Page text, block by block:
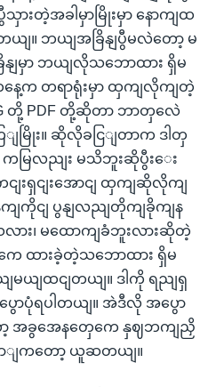
းတဲ့အခါမှာမြိုးမှာ နောကျထ
ယျ။ ဘယျအခြိနျပွီမလဲတော့ မ
ျမှာ ဘယျလိုသဘောထား ရှိမ
ေ့က တရာရုံးမှာ ထှကျလိုကျတဲ့
တို့ PDF တို့ဆိုတာ ဘာတှလေဲ
မြိုး။ ဆိုလိုခငြျတာက ဒါတှ
ကမြလညျး မသိဘူးဆိုပွီးေး
ျးရှငျးအောငျ ထှကျဆိုလိုကျ
ကိုငျ ပွနျလညျတိုကျခိုကျန
ား၊ မထောကျခံဘူးလားဆိုတဲ့
ေ ထားခဲ့တဲ့သဘောထား ရှိမ
ယျထငျတယျ။ ဒါကို ရညျရှ
ာပုံရပါတယျ။ အဲဒီလို အပွော
ာ့ အခွအေနတှေကေ နှဈဘကျညှိ
ာျကတော့ ယူဆတယျ။